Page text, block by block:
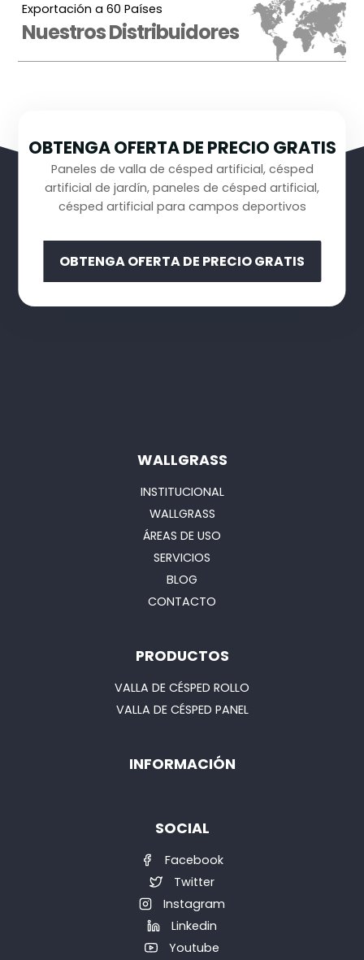
Exportación a 60 Países
Nuestros Distribuidores
OBTENGA OFERTA DE PRECIO GRATIS
Paneles de valla de césped artificial, césped
artificial de jardín, paneles de césped artificial,
césped artificial para campos deportivos
OBTENGA OFERTA DE PRECIO GRATIS
WALLGRASS
INSTITUCIONAL
WALLGRASS
ÁREAS DE USO
SERVICIOS
BLOG
CONTACTO
PRODUCTOS
VALLA DE CÉSPED ROLLO
VALLA DE CÉSPED PANEL
INFORMACIÓN
SOCIAL
Facebook
Twitter
Instagram
Linkedin
Youtube